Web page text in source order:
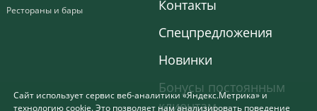
Рестораны и бары
Контакты
Спецпредложения
Новинки
Бонусы постоянным
клиентам
Сайт использует сервис веб-аналитики «Яндекс.Метрика» и
технологию cookie. Это позволяет нам анализировать поведение